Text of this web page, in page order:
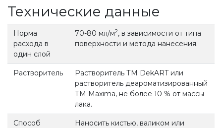
Технические данные
Норма
расхода в
один слой
70-80 мл/м2, в зависимости от типа
поверхности и метода нанесения.
Растворитель
Растворитель ТМ DekART или
растворитель деароматизированный
ТМ Maxima, не более 10 % от массы
лака.
Способ
Наносить кистью, валиком или